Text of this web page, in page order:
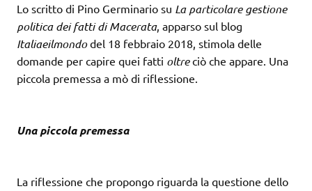
Lo scritto di Pino Germinario su La particolare gestione
politica dei fatti di Macerata, apparso sul blog
Italiaeilmondodel 18 febbraio 2018, stimola delle
domande per capire quei fatti oltreciò che appare. Una
piccola premessa a mò di riflessione.
Una piccola premessa
La riflessione che propongo riguarda la questione dello